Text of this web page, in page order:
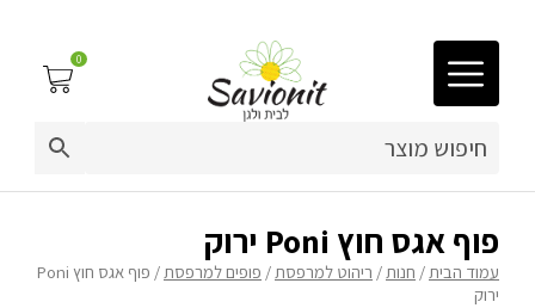
03-9212883
ריפוד לריהוט גן
פינות זולה
0
פוף אגס חוץ Poni ירוק
עמוד הבית/ חנות/ ריהוט למרפסת/ פופים למרפסת
/ פוף אגס חוץ Poni
ירוק